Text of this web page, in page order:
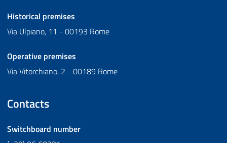
Historical premises
Via Ulpiano, 11 - 00193 Rome
Operative premises
Via Vitorchiano, 2 - 00189 Rome
Contacts
Switchboard number